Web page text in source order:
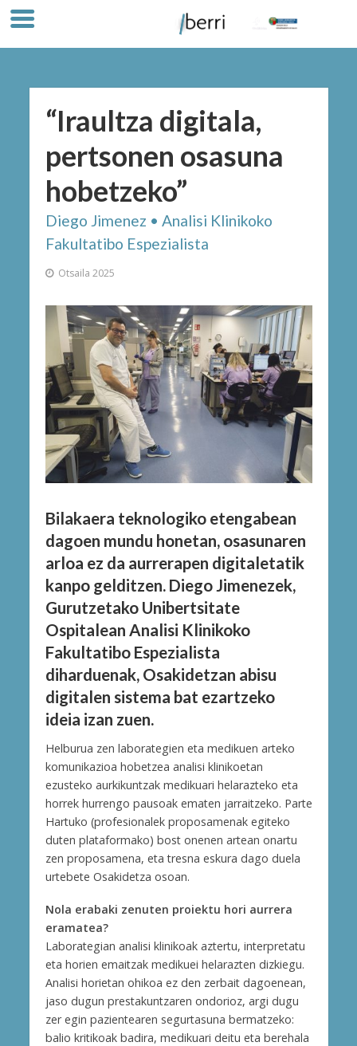
“Iraultza digitala,
pertsonen osasuna
hobetzeko”
Diego Jimenez • Analisi Klinikoko
Fakultatibo Espezialista
Otsaila 2025
Bilakaera teknologiko etengabean
dagoen mundu honetan, osasunaren
arloa ez da aurrerapen digitaletatik
kanpo gelditzen. Diego Jimenezek,
Gurutzetako Unibertsitate
Ospitalean Analisi Klinikoko
Fakultatibo Espezialista
diharduenak, Osakidetzan abisu
digitalen sistema bat ezartzeko
ideia izan zuen.
Helburua zen laborategien eta medikuen arteko
komunikazioa hobetzea analisi klinikoetan
ezusteko aurkikuntzak medikuari helarazteko eta
horrek hurrengo pausoak ematen jarraitzeko. Parte
Hartuko (profesionalek proposamenak egiteko
duten plataformako) bost onenen artean onartu
zen proposamena, eta tresna eskura dago duela
urtebete Osakidetza osoan.
Nola erabaki zenuten proiektu hori aurrera
eramatea?
Laborategian analisi klinikoak aztertu, interpretatu
eta horien emaitzak medikuei helarazten dizkiegu.
Analisi horietan ohikoa ez den zerbait dagoenean,
jaso dugun prestakuntzaren ondorioz, argi dugu
zer egin pazientearen segurtasuna bermatzeko:
balio kritikoak badira, medikuari deitu eta berehala